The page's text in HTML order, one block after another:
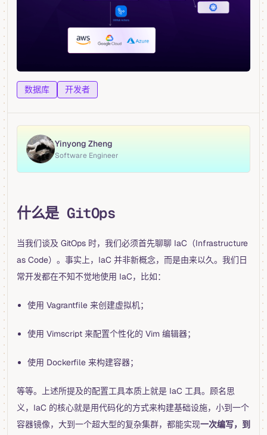
数据库 开发者
Yinyong Zheng
Software Engineer
什么是 GitOps
当我们谈及 GitOps 时，我们必须首先聊聊 IaC（Infrastructure
as Code）。事实上，IaC 并非新概念，而是由来以久。我们日
常开发都在不知不觉地使用 IaC，比如：
使用 Vagrantfile 来创建虚拟机；
使用 Vimscript 来配置个性化的 Vim 编辑器；
使用 Dockerfile 来构建容器；
等等。上述所提及的配置工具本质上就是 IaC 工具。顾名思
义，IaC 的核心就是用代码化的方式来构建基础设施，小到一个
容器镜像，大到一个超大型的复杂集群，都能实现一次编写，到